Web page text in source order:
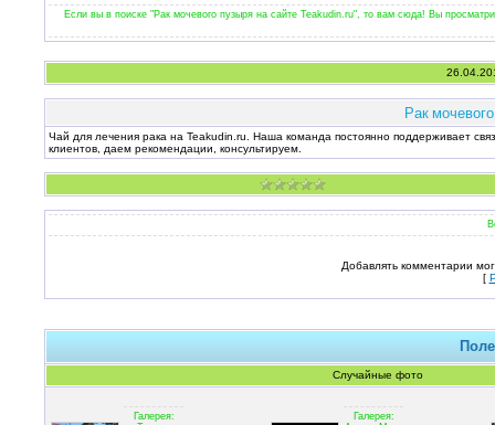
Если вы в поиске "Рак мочевого пузыря на сайте Teakudin.ru", то вам сюда! Вы
Рак
Чай для лечения рака на Teakudin.ru. Наша команда постоянно поддерживает
клиентов, даем рекомендации, консультируем.
Добавлять комментарии
[
Случайные фото
Галерея:
Галерея: